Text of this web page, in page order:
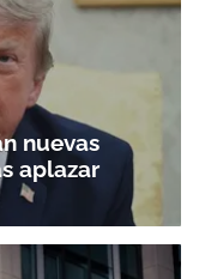
nuevas
aplazar